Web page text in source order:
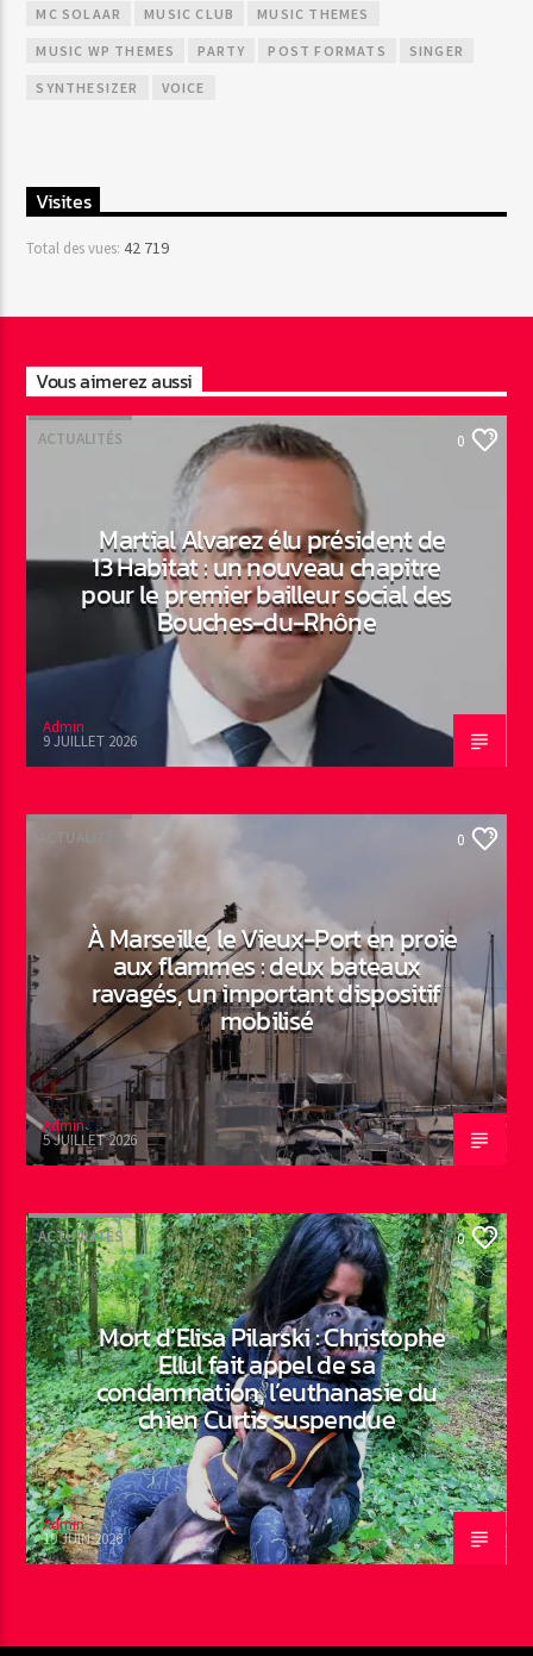
MC SOLAAR MUSIC CLUB MUSIC THEMES
MUSIC WP THEMES PARTY POST FORMATS SINGER
SYNTHESIZER VOICE
Visites
Total des vues:42 719
Vous aimerez aussi
ACTUALITÉS 0
Martial Alvarez élu président de
13 Habitat : un nouveau chapitre
pour le premier bailleur social des
Bouches-du-Rhône
Admin
9 JUILLET 2026
ACTUALITÉS 0
À Marseille, le Vieux-Port en proie
aux flammes : deux bateaux
ravagés, un important dispositif
mobilisé
Admin
5 JUILLET 2026
ACTUALITÉS 0
Mort d’Elisa Pilarski : Christophe
Ellul fait appel de sa
condamnation, l’euthanasie du
chien Curtis suspendue
Admin
19 JUIN 2026